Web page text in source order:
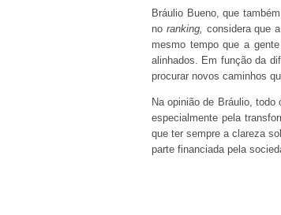
Bráulio Bueno, que
no ranking, considera que
mesmo tempo que a
alinhados. Em função da
procurar novos caminhos
Na opinião de Bráulio,
especialmente pela
que ter sempre a clareza
parte financiada pela